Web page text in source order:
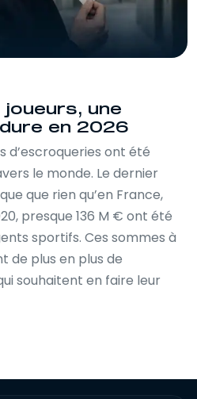
joueurs, une
en 2026
d’escroqueries ont été
le monde. Le dernier
que rien qu’en France,
presque 136 M € ont été
sportifs. Ces sommes à
de plus en plus de
souhaitent en faire leur